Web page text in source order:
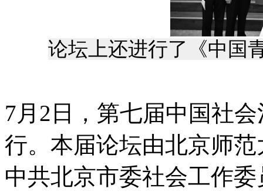
论坛上还进行了《中国
7月2日，第七届中国社
行。本届论坛由北京师
中共北京市委社会工作